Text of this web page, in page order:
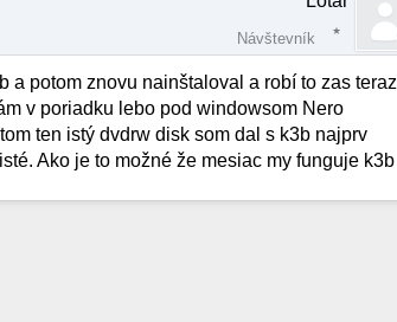
Návštevník
a potom znovu nainštaloval a robí to zas teraz
v poriadku lebo pod windowsom Nero
ten istý dvdrw disk som dal s k3b najprv
Ako je to možné že mesiac my funguje k3b